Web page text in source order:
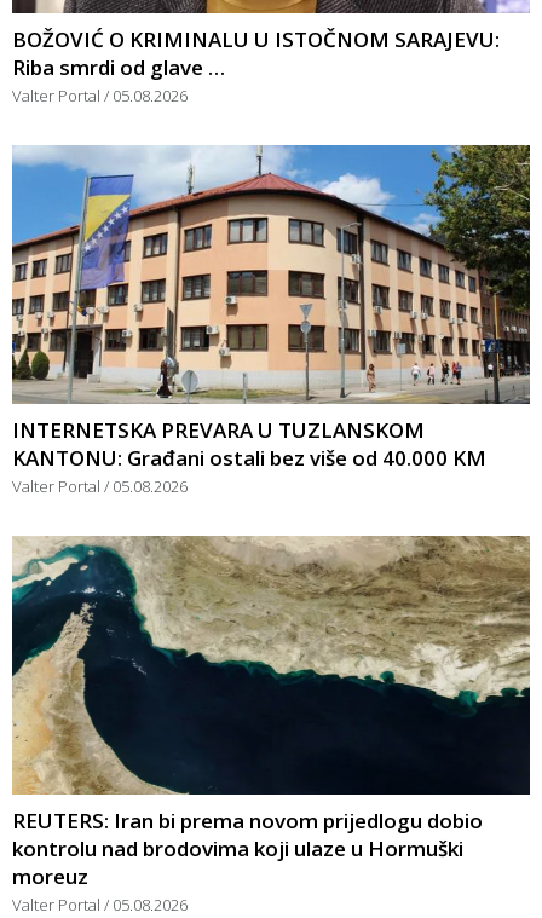
BOŽOVIĆ O KRIMINALU U ISTOČNOM SARAJEVU:
Riba smrdi od glave …
Valter Portal 05.08.2026
INTERNETSKA PREVARA U TUZLANSKOM
KANTONU: Građani ostali bez više od 40.000 KM
Valter Portal 05.08.2026
REUTERS: Iran bi prema novom prijedlogu dobio
kontrolu nad brodovima koji ulaze u Hormuški
moreuz
Valter Portal 05.08.2026